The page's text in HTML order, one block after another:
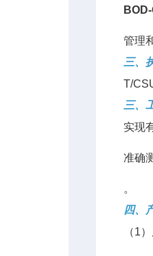
管理
三、
T/
三、
实现
准确
。
四、
（1